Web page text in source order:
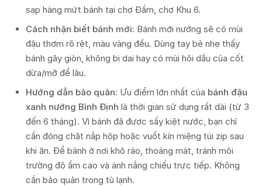
sạp hàng mứt bánh tại chợ Đầm, chợ Khu 6.
Cách nhận biết bánh mới: Bánh mới nướng sẽ có mùi
đậu thơm rõ rệt, màu vàng đều. Dùng tay bẻ nhẹ thấy
bánh gãy giòn, không bị dai hay có mùi hôi dầu của cốt
dừa/mỡ để lâu.
Hướng dẫn bảo quản: Ưu điểm lớn nhất của bánh đậu
xanh nướng Bình Định là thời gian sử dụng rất dài (từ 3
đến 6 tháng). Vì bánh đã được sấy kiệt nước, bạn chỉ
cần đóng chặt nắp hộp hoặc vuốt kín miệng túi zip sau
khi ăn. Để bánh ở nơi khô ráo, thoáng mát, tránh môi
trường độ ẩm cao và ánh nắng chiếu trực tiếp. Không
cần bảo quản trong tủ lạnh.